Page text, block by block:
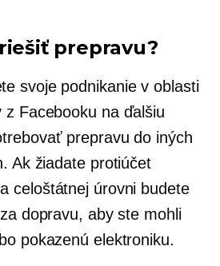
prepravu?
svoje podnikanie v oblasti
z Facebooku na ďalšiu
prepravu do iných
Ak žiadate protiúčet
celoštátnej úrovni budete
dopravu, aby ste mohli
pokazenú elektroniku.